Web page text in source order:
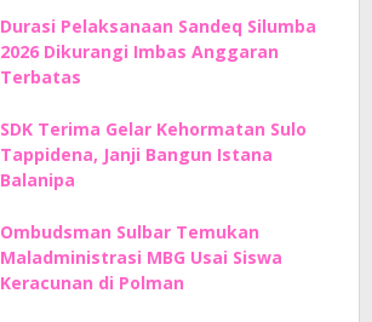
Durasi Pelaksanaan Sandeq Silumba
2026 Dikurangi Imbas Anggaran
Terbatas
SDK Terima Gelar Kehormatan Sulo
Tappidena, Janji Bangun Istana
Balanipa
Ombudsman Sulbar Temukan
Maladministrasi MBG Usai Siswa
Keracunan di Polman